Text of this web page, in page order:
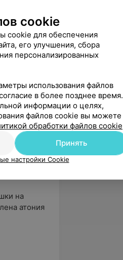
27а
и
на
атония
cookie
cookie для обеспечения
его улучшения, сбора
персонализированных
использования файлов
в более позднее время.
информации о целях,
файлов cookie вы можете
обработки файлов cookie
Принять
настройки Cookie